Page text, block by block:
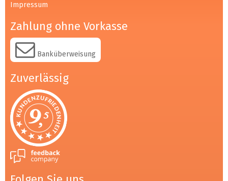
Impressum
Zahlung ohne Vorkasse
Banküberweisung
Zuverlässig